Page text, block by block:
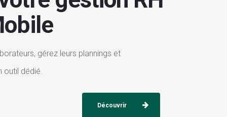
outil dédié.
borateurs, gérez leurs plannings et
Découvrir